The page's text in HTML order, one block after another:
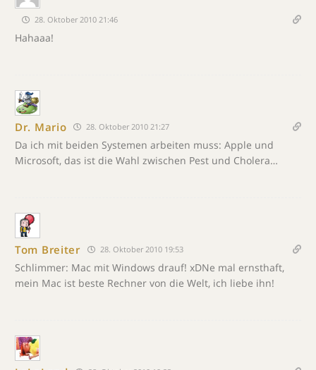
28. Oktober 2010 21:46
Hahaaa!
Dr. Mario 28. Oktober 2010 21:27
Da ich mit beiden Systemen arbeiten muss: Apple und
Microsoft, das ist die Wahl zwischen Pest und Cholera…
Tom Breiter 28. Oktober 2010 19:53
Schlimmer: Mac mit Windows drauf! xDNe mal ernsthaft,
mein Mac ist beste Rechner von die Welt, ich liebe ihn!